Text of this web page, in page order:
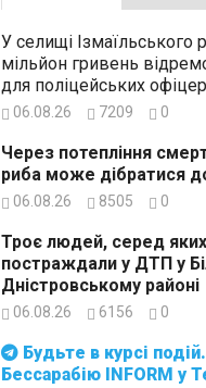
Бессарабію INFORM у
У селищі Ізмаїльського
мільйон гривень
для поліцейських
06.08.26 7209 0
Через потепління
риба може дібратися
06.08.26 8505 0
Троє людей, серед
постраждали у ДТП у
Дністровському районі
06.08.26 6156 0